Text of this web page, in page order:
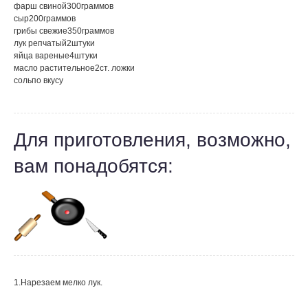
фарш свиной300граммов
сыр200граммов
грибы свежие350граммов
лук репчатый2штуки
яйца вареные4штуки
масло растительное2ст. ложки
сольпо вкусу
Для приготовления, возможно,
вам понадобятся:
1.Нарезаем мелко лук.